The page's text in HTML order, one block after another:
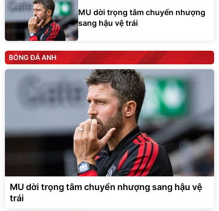
MU dời trọng tâm chuyển nhượng
sang hậu vệ trái
BÓNG ĐÁ ANH
MU dời trọng tâm chuyển nhượng sang hậu vệ
trái